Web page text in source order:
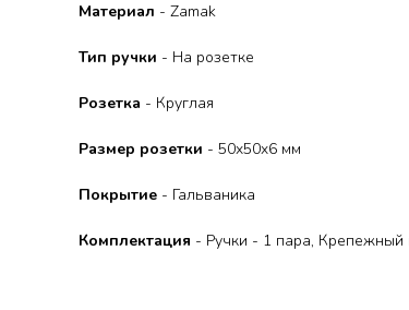
Материал - Zamak
Тип ручки - На розетке
Розетка - Круглая
Размер розетки - 50x50x6 мм
Покрытие - Гальваника
Комплектация - Ручки - 1 пара,